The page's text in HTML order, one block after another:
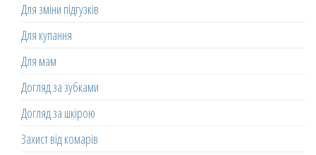
Для зміни підгузків
Для купання
Для мам
Догляд за зубками
Догляд за шкірою
Захист від комарів